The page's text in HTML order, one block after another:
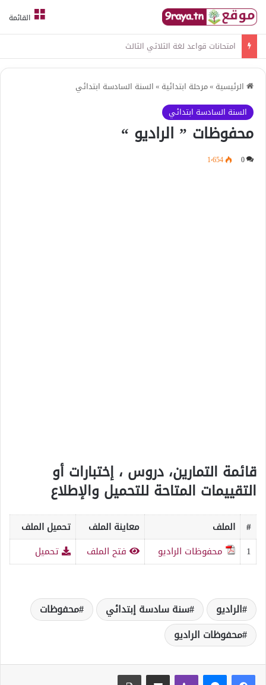
القائمة
امتحانات قواعد لغة الثلاثي الثالث
الرئيسية »مرحلة ابتدائية »السنة السادسة ابتدائي
السنة السادسة ابتدائي
محفوظات ” الراديو “
0 1٬654
قائمة التمارين، دروس ، إختبارات أو
التقييمات المتاحة للتحميل والإطلاع
# الملف معاينة الملف
تحميل الملف
1
محفوظات الراديو فتح الملف تحميل
الراديو سنة سادسة إبتدائي
محفوظات
محفوظات الراديو